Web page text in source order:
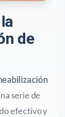
de
serie de
efectivo y